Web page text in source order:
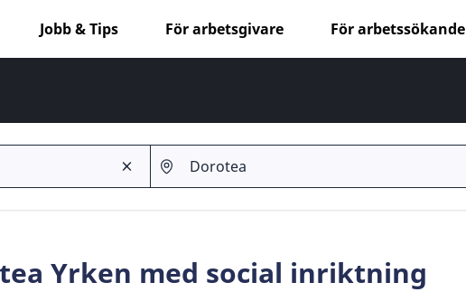
Jobb & Tips För arbetsgivare För arbetssökande
Yrken med social inriktning